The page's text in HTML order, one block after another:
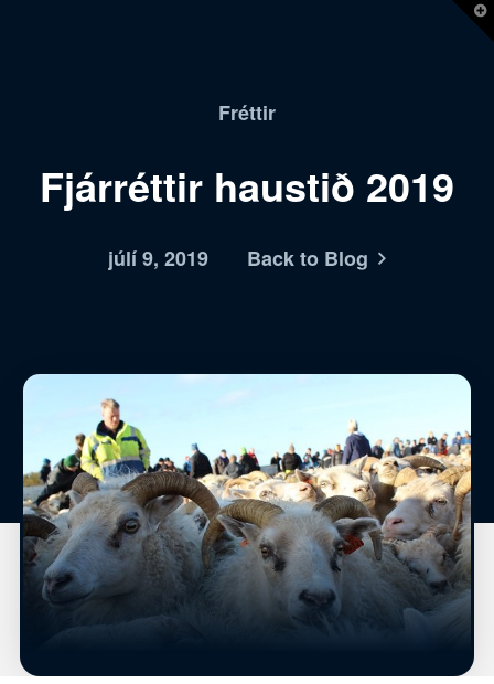
Fréttir
Fjárréttir haustið 2019
júlí 9, 2019 Back to Blog